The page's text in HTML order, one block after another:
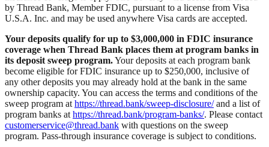
by Thread Bank, Member FDIC, pursuant to a license from Visa
U.S.A. Inc. and may be used anywhere Visa cards are accepted.
Your deposits qualify for up to $3,000,000 in FDIC insurance
coverage when Thread Bank places them at program banks in
its deposit sweep program.Your deposits at each program bank
become eligible for FDIC insurance up to $250,000, inclusive of
any other deposits you may already hold at the bank in the same
ownership capacity. You can access the terms and conditions of the
sweep program at https://thread.bank/sweep-disclosure/and a list of
program banks at https://thread.bank/program-banks/. Please contact
customerservice@thread.bank with questions on the sweep
program. Pass-through insurance coverage is subject to conditions.